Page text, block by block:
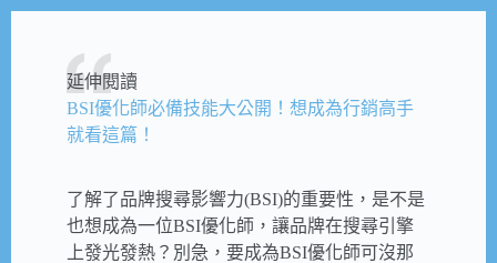
延伸閱讀
BSI優化師必備技能大公開！想成為行銷高手
就看這篇！
了解了品牌搜尋影響力(BSI)的重要性，是不是
也想成為一位BSI優化師，讓品牌在搜尋引擎
上發光發熱？別急，要成為BSI優化師可沒那